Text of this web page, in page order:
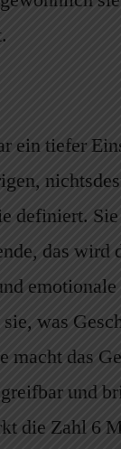
ein tiefer
definiert.
das wird
was
macht das
und
die Zahl 6